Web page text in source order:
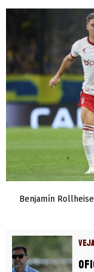
Benjamín